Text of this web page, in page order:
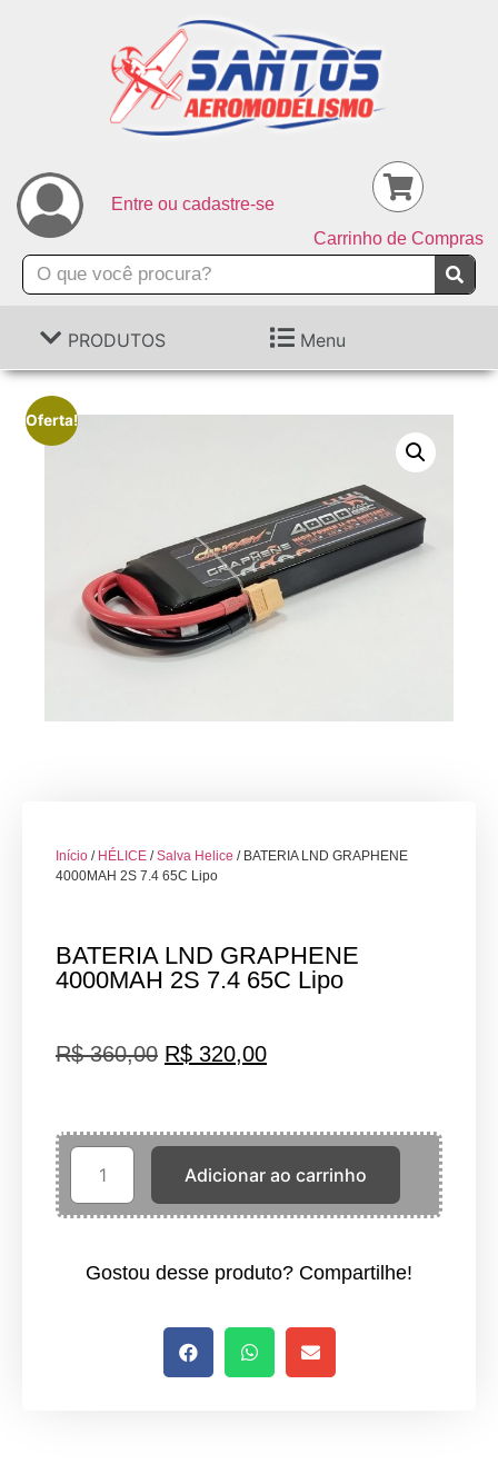
Entre ou cadastre-se
Carrinho de Compras
PRODUTOS Menu
Oferta!
Início / HÉLICE /Salva Helice / BATERIA LND GRAPHENE
4000MAH 2S 7.4 65C Lipo
BATERIA LND GRAPHENE
4000MAH 2S 7.4 65C Lipo
R$360,00 R$ 320,00
Adicionar ao carrinho
Gostou desse produto? Compartilhe!